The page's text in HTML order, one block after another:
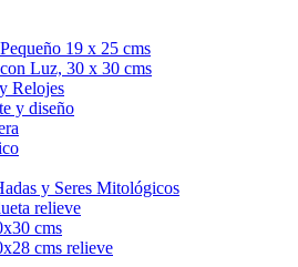
19 x 25 cms
Luz, 30 x 30 cms
Relojes
y diseño
y Seres Mitológicos
relieve
cms
cms relieve